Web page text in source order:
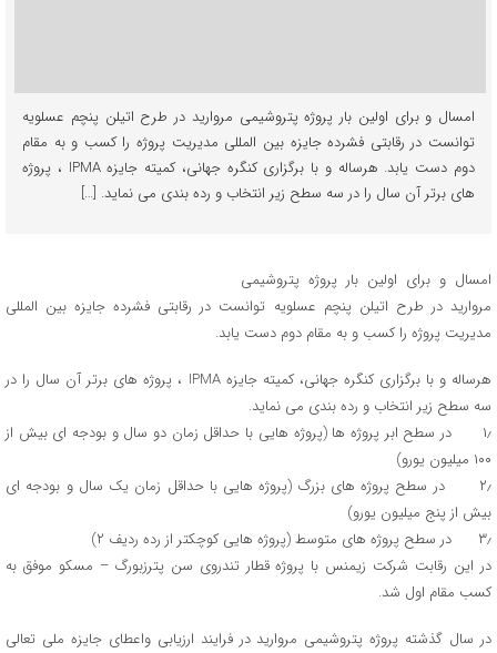
امسال و برای اولین بار پروژه پتروشیمی مروارید در طرح اتیلن پنچم عسلویه
توانست در رقابتی فشرده جایزه بین المللی مدیریت پروژه را کسب و به مقام
دوم دست یابد. هرساله و با برگزاری کنگره جهانی، کمیته جایزه IPMA ، پروژه
های برتر آن سال را در سه سطح زیر انتخاب و رده بندی می نماید. […]
امسال و برای اولین بار پروژه پتروشیمی
مروارید در طرح اتیلن پنچم عسلویه توانست در رقابتی فشرده جایزه بین المللی
مدیریت پروژه را کسب و به مقام دوم دست یابد.
هرساله و با برگزاری کنگره جهانی، کمیته جایزه IPMA ، پروژه های برتر آن سال را در
سه سطح زیر انتخاب و رده بندی می نماید.
۱٫ در سطح ابر پروژه ها (پروژه هایی با حداقل زمان دو سال و بودجه ای بیش از
۱۰۰ میلیون یورو)
۲٫ در سطح پروژه های بزرگ (پروژه هایی با حداقل زمان یک سال و بودجه ای
بیش از پنج میلیون یورو)
۳٫ در سطح پروژه های متوسط (پروژه هایی کوچکتر از رده ردیف ۲)
در این رقابت شرکت زیمنس با پروژه قطار تندروی سن پترزبورگ – مسکو موفق به
کسب مقام اول شد.
در سال گذشته پروژه پتروشیمی مروارید در فرایند ارزیابی واعطای جایزه ملی تعالی